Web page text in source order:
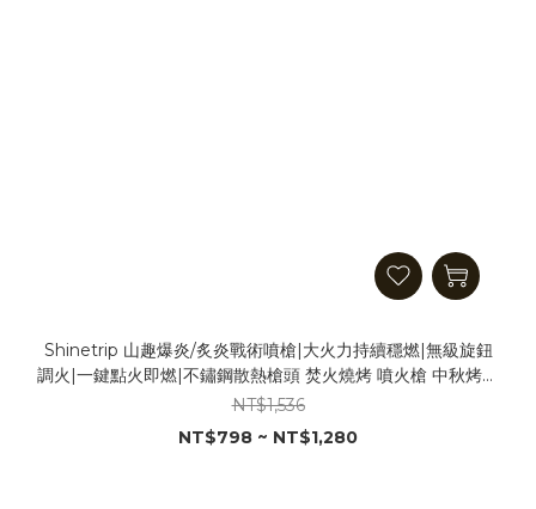
Shinetrip 山趣爆炎/炙炎戰術噴槍|大火力持續穩燃|無級旋鈕
調火|一鍵點火即燃|不鏽鋼散熱槍頭 焚火燒烤 噴火槍 中秋烤肉
生火
NT$1,536
NT$798 ~ NT$1,280